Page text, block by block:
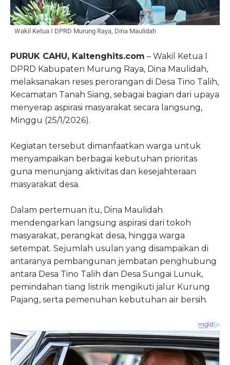
Wakil Ketua I DPRD Murung Raya, Dina Maulidah
PURUK CAHU, Kaltenghits.com – Wakil Ketua I
DPRD Kabupaten Murung Raya, Dina Maulidah,
melaksanakan reses perorangan di Desa Tino Talih,
Kecamatan Tanah Siang, sebagai bagian dari upaya
menyerap aspirasi masyarakat secara langsung,
Minggu (25/1/2026).
Kegiatan tersebut dimanfaatkan warga untuk
menyampaikan berbagai kebutuhan prioritas
guna menunjang aktivitas dan kesejahteraan
masyarakat desa.
Dalam pertemuan itu, Dina Maulidah
mendengarkan langsung aspirasi dari tokoh
masyarakat, perangkat desa, hingga warga
setempat. Sejumlah usulan yang disampaikan di
antaranya pembangunan jembatan penghubung
antara Desa Tino Talih dan Desa Sungai Lunuk,
pemindahan tiang listrik mengikuti jalur Kurung
Pajang, serta pemenuhan kebutuhan air bersih.